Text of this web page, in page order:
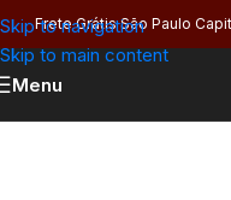
Skip to navigation
Skip to main content
Frete Grátis São Paulo
Menu